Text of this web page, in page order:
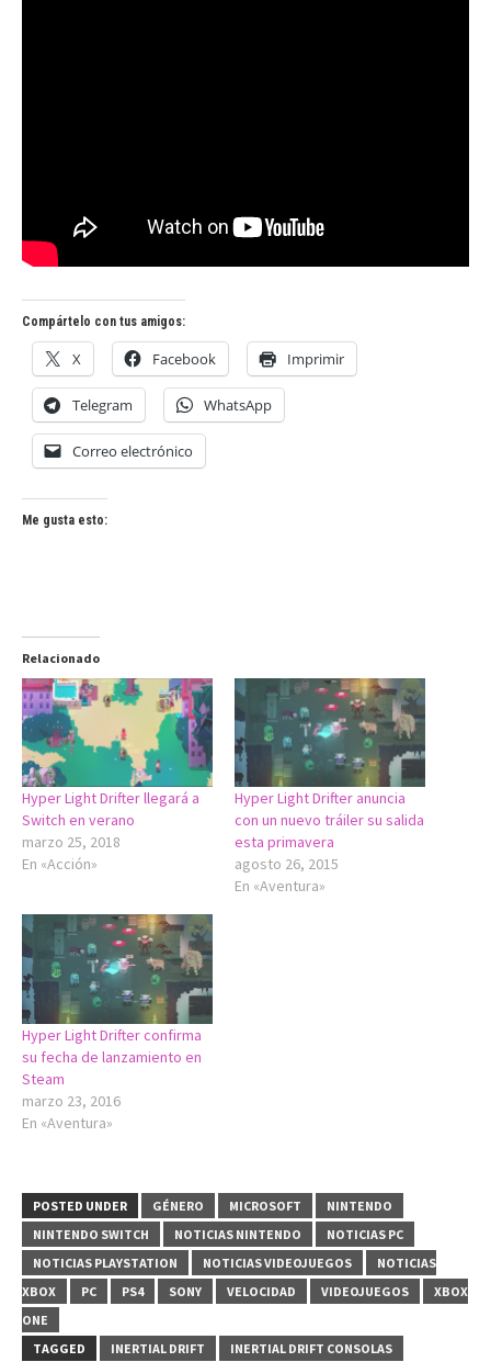
Compártelo con tus amigos:
X Facebook Imprimir
Telegram WhatsApp
Correo electrónico
Me gusta esto:
Relacionado
Hyper Light Drifter llegará a
Switch en verano
marzo 25, 2018
En «Acción»
Hyper Light Drifter anuncia
con un nuevo tráiler su salida
esta primavera
agosto 26, 2015
En «Aventura»
Hyper Light Drifter confirma
su fecha de lanzamiento en
Steam
marzo 23, 2016
En «Aventura»
POSTED UNDER GÉNERO MICROSOFT
NINTENDO
NINTENDO SWITCH
NOTICIAS NINTENDO
NOTICIAS PC
NOTICIAS PLAYSTATION
NOTICIAS VIDEOJUEGOS
NOTICIAS
XBOX
PC PS4 SONY VELOCIDAD VIDEOJUEGOS
XBOX
ONE
TAGGED
INERTIAL DRIFT
INERTIAL DRIFT CONSOLAS